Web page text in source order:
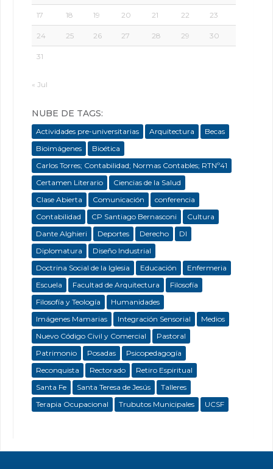
17 18 19 20 21 22 23
24 25 26 27 28 29 30
31
« Jul
NUBE DE TAGS:
Actividades pre-universitarias Arquitectura
Becas
Bioimágenes
Bioética
Carlos Torres; Contabilidad; Normas Contables; RTNº41
Certamen Literario
Ciencias de la Salud
Clase Abierta
Comunicación
conferencia
Contabilidad
CP Santiago Bernasconi
Cultura
Dante Alghieri
Deportes Derecho
DI
Diplomatura
Diseño Industrial
Doctrina Social de la Iglesia
Educación
Enfermeria
Escuela
Facultad de Arquitectura
Filosofía
Filosofía y Teología
Humanidades
Imágenes Mamarias
Integración Sensorial
Medios
Nuevo Código Civil y Comercial
Pastoral
Patrimonio
Posadas
Psicopedagogía
Reconquista
Rectorado
Retiro Espiritual
Santa Fe
Santa Teresa de Jesús
Talleres
Terapia Ocupacional
Trubutos Municipales UCSF